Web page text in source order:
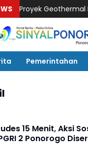
Geothermal
Pemerintahan
15 Menit, Aksi
2 Ponorogo